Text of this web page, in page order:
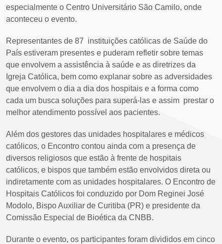
especialmente o Centro Universitário São Camilo, onde
aconteceu o evento.
Representantes de 87 instituições católicas de Saúde do
País estiveram presentes e puderam refletir sobre temas
que envolvem a assistência à saúde e as diretrizes da
Igreja Católica, bem como explanar sobre as adversidades
que envolvem o dia a dia dos hospitais e a forma como
cada um busca soluções para superá-las e assim prestar o
melhor atendimento possível aos pacientes.
Além dos gestores das unidades hospitalares e médicos
católicos, o Encontro contou ainda com a presença de
diversos religiosos que estão à frente de hospitais
católicos, e bispos que também estão envolvidos direta ou
indiretamente com as unidades hospitalares. O Encontro de
Hospitais Católicos foi conduzido por Dom Reginei José
Modolo, Bispo Auxiliar de Curitiba (PR) e presidente da
Comissão Especial de Bioética da CNBB.
Durante o evento, os participantes foram divididos em cinco